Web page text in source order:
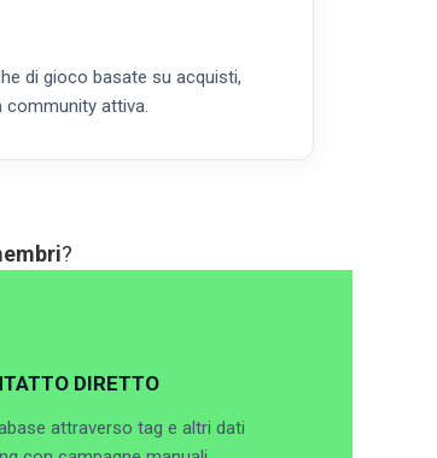
di gioco basate su acquisti,
community attiva.
?
DIRETTO
attraverso tag e altri dati